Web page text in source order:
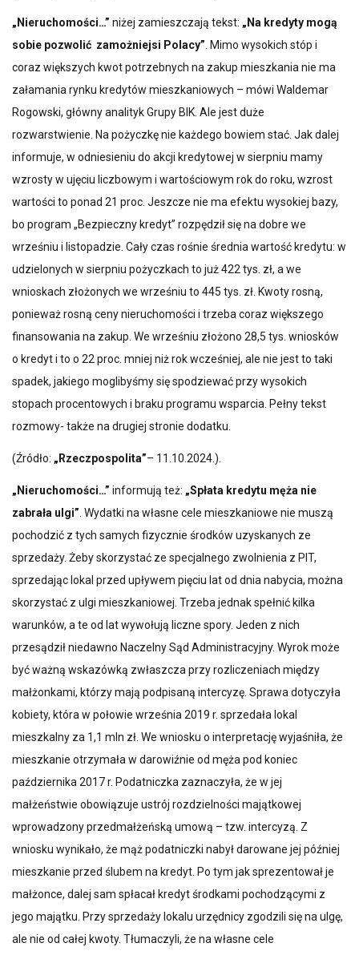
„Nieruchomości…” niżej zamieszczają tekst: „Na kredyty mogą
sobie pozwolić zamożniejsi Polacy” . Mimo wysokich stóp i
coraz większych kwot potrzebnych na zakup mieszkania nie ma
załamania rynku kredytów mieszkaniowych – mówi Waldemar
Rogowski, główny analityk Grupy BIK. Ale jest duże
rozwarstwienie. Na pożyczkę nie każdego bowiem stać. Jak dalej
informuje, w odniesieniu do akcji kredytowej w sierpniu mamy
wzrosty w ujęciu liczbowym i wartościowym rok do roku, wzrost
wartości to ponad 21 proc. Jeszcze nie ma efektu wysokiej bazy,
bo program „Bezpieczny kredyt” rozpędził się na dobre we
wrześniu i listopadzie. Cały czas rośnie średnia wartość kredytu: w
udzielonych w sierpniu pożyczkach to już 422 tys. zł, a we
wnioskach złożonych we wrześniu to 445 tys. zł. Kwoty rosną,
ponieważ rosną ceny nieruchomości i trzeba coraz większego
finansowania na zakup. We wrześniu złożono 28,5 tys. wniosków
o kredyt i to o 22 proc. mniej niż rok wcześniej, ale nie jest to taki
spadek, jakiego moglibyśmy się spodziewać przy wysokich
stopach procentowych i braku programu wsparcia. Pełny tekst
rozmowy- także na drugiej stronie dodatku.
(Źródło: „Rzeczpospolita”– 11.10.2024.).
„Nieruchomości…” informują też: „Spłata kredytu męża nie
zabrała ulgi” . Wydatki na własne cele mieszkaniowe nie muszą
pochodzić z tych samych fizycznie środków uzyskanych ze
sprzedaży. Żeby skorzystać ze specjalnego zwolnienia z PIT,
sprzedając lokal przed upływem pięciu lat od dnia nabycia, można
skorzystać z ulgi mieszkaniowej. Trzeba jednak spełnić kilka
warunków, a te od lat wywołują liczne spory. Jeden z nich
przesądził niedawno Naczelny Sąd Administracyjny. Wyrok może
być ważną wskazówką zwłaszcza przy rozliczeniach między
małżonkami, którzy mają podpisaną intercyzę. Sprawa dotyczyła
kobiety, która w połowie września 2019 r. sprzedała lokal
mieszkalny za 1,1 mln zł. We wniosku o interpretację wyjaśniła, że
mieszkanie otrzymała w darowiźnie od męża pod koniec
października 2017 r. Podatniczka zaznaczyła, że w jej
małżeństwie obowiązuje ustrój rozdzielności majątkowej
wprowadzony przedmałżeńską umową – tzw. intercyzą. Z
wniosku wynikało, że mąż podatniczki nabył darowane jej później
mieszkanie przed ślubem na kredyt. Po tym jak sprezentował je
małżonce, dalej sam spłacał kredyt środkami pochodzącymi z
jego majątku. Przy sprzedaży lokalu urzędnicy zgodzili się na ulgę,
ale nie od całej kwoty. Tłumaczyli, że na własne cele